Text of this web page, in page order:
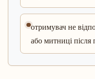
отримувач не
або митниці після